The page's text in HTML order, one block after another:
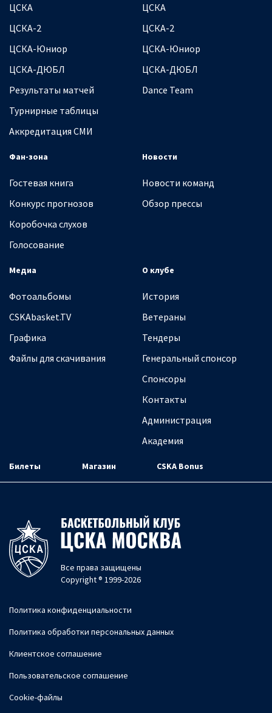
ЦСКА
ЦСКА-2
ЦСКА-Юниор
ЦСКА-ДЮБЛ
Результаты матчей
Турнирные таблицы
Аккредитация СМИ
ЦСКА
ЦСКА-2
ЦСКА-Юниор
ЦСКА-ДЮБЛ
Dance Team
Фан-зона
Гостевая книга
Конкурс прогнозов
Коробочка слухов
Голосование
Новости
Новости команд
Обзор прессы
Медиа
Фотоальбомы
CSKAbasket.TV
Графика
Файлы для скачивания
О клубе
История
Ветераны
Тендеры
Генеральный спонсор
Спонсоры
Контакты
Администрация
Академия
Билеты Магазин CSKA Bonus
Все права защищены
Copyright ® 1999-2026
Политика конфиденциальности
Политика обработки персональных данных
Клиентское соглашение
Пользовательское соглашение
Cookie-файлы